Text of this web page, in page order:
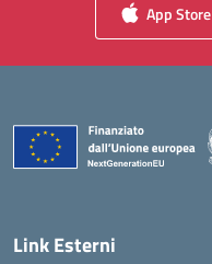
App Store
Link Esterni